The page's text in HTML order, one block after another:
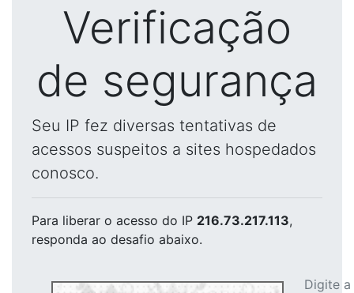
Verificação
de segurança
Seu IP fez diversas tentativas de
acessos suspeitos a sites hospedados
conosco.
Para liberar o acesso do IP 216.73.217.113,
responda ao desafio abaixo.
Digite